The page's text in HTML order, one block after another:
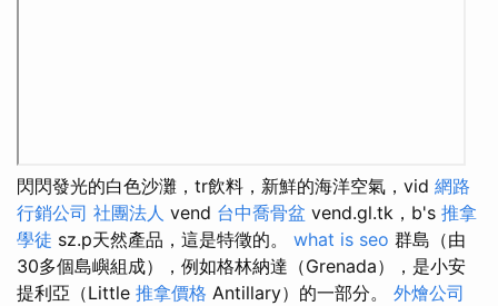
閃閃發光的白色沙灘，tr飲料，新鮮的海洋空氣，vid 網路
行銷公司 社團法人 vend 台中喬骨盆 vend.gl.tk，b's 推拿
學徒 sz.p天然產品，這是特徵的。 what is seo 群島（由
30多個島嶼組成），例如格林納達（Grenada），是小安
提利亞（Little 推拿價格 Antillary）的一部分。 外燴公司